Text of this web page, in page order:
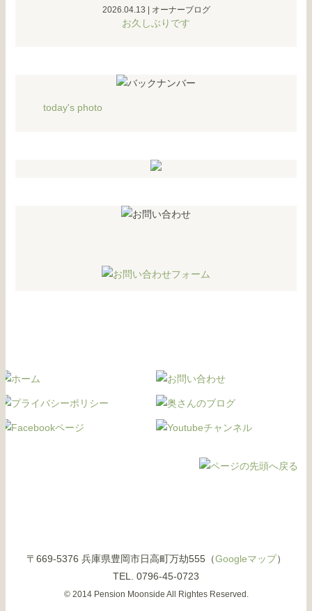
2026.04.13 オーナーブログ
お久しぶりです
today's photo
〒669-5376 兵庫県豊岡市日高町万劫555（Googleマップ）
TEL. 0796-45-0723
© 2014 Pension Moonside All Rightes Reserved.